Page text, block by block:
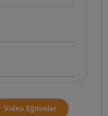
Video Eğitimler